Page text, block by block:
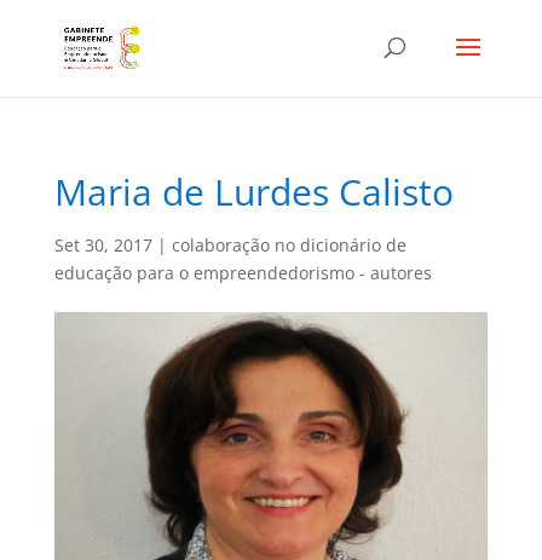
Maria de Lurdes Calisto
Set 30, 2017| colaboração no dicionário de
educação para o empreendedorismo - autores